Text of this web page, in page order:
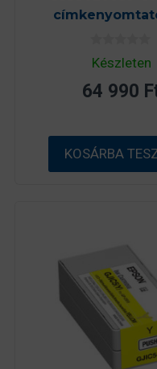
0
a
5
l
Készleten
64 990
KOSÁRBA